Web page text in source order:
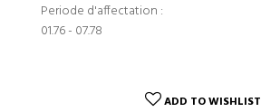
Periode d'affectation :
01.76 - 07.78
ADD TO WISHLIST